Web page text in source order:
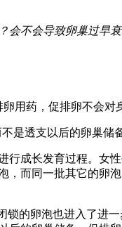
不会导致卵巢过早
用药，促排卵不会对
是透支以后的卵巢储
成长发育过程。女
而同一批其它的卵
的卵泡也进入了进